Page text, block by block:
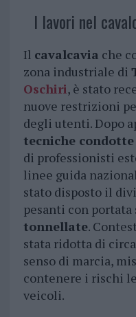
I lavori nel
Il cavalcavia che
zona industriale di
Oschiri, è stato
nuove restrizioni
degli utenti. Dopo
tecniche condotte
di professionisti
linee guida
stato disposto il
pesanti con
tonnellate.
stata ridotta di
senso di marcia,
contenere i rischi
veicoli.